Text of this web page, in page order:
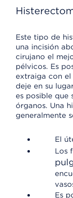
Este tipo de
una incisión
cirujano el
pélvicos. Es
extraiga con
deje en su
es posible que
órganos. Una
generalmente
El
Los
Es